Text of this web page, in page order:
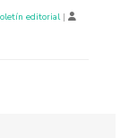
editorial |